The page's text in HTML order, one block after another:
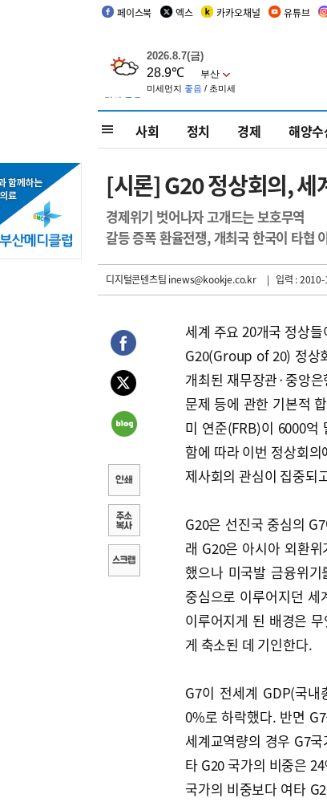
페이스북 엑스 카카오채널 유튜브
사회 정치 경제 해양
[시론] G20 정상회의, 세
경제위기 벗어나자 고개드는 보호무역
갈등 증폭 환율전쟁, 개최국 한국이 타협
디지털콘텐츠팀 inews@kookje.co.kr | 입력 :
세계 주요 20개국 정상
G20(Group of 20) 정상
개최된 재무장관·중앙
문제 등에 관한 기본적
미 연준(FRB)이 6000억
함에 따라 이번 정상회
제사회의 관심이 집중되
G20은 선진국 중심의
래 G20은 아시아 외환
했으나 미국발 금융위
중심으로 이루어지던 세
이루어지게 된 배경은
게 축소된 데 기인한다.
G7이 전세계 GDP(국
0%로 하락했다. 반면
세계교역량의 경우 G7
타 G20 국가의 비중은
국가의 비중보다 여타